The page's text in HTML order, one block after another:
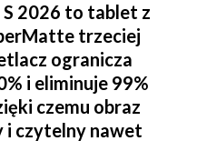
S 2026 to tablet z
trzeciej
ogranicza
i eliminuje 99%
czemu obraz
i czytelny nawet